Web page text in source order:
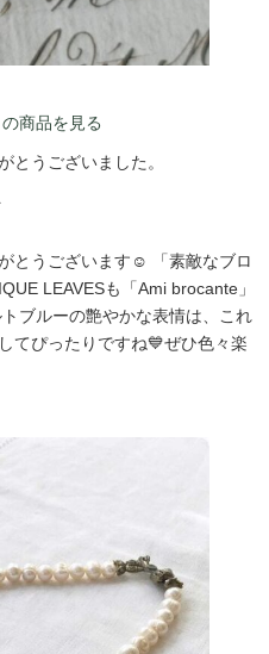
商品を見る
とうございました。
とうございます☺️ 「素敵なブロ
LEAVESも「Ami brocante」
ブルーの艶やかな表情は、これ
てぴったりですね💙ぜひ色々楽